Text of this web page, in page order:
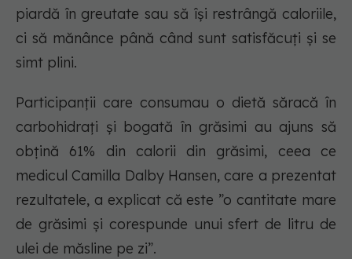
piardă în greutate sau să își restrângă caloriile,
ci să mănânce până când sunt satisfăcuți și se
simt plini.
Participanții care consumau o dietă săracă în
carbohidrați și bogată în grăsimi au ajuns să
obțină 61% din calorii din grăsimi, ceea ce
medicul Camilla Dalby Hansen, care a prezentat
rezultatele, a explicat că este ”o cantitate mare
de grăsimi și corespunde unui sfert de litru de
ulei de măsline pe zi”.